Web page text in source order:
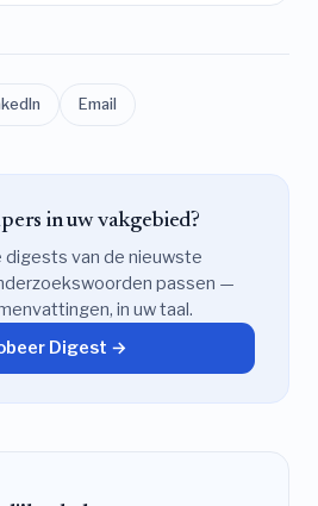
Email
in uw vakgebied?
digests van de nieuwste
passen —
in uw taal.
Digest →